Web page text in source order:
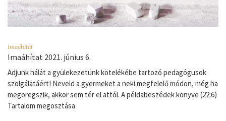
Imaáhítat
Imaáhítat 2021. június 6.
Adjunk hálát a gyülekezetünk kötelékébe tartozó pedagógusok
szolgálatáért! Neveld a gyermeket a neki megfelelő módon, még ha
megöregszik, akkor sem tér el attól. A példabeszédek könyve (22:6)
Tartalom megosztása